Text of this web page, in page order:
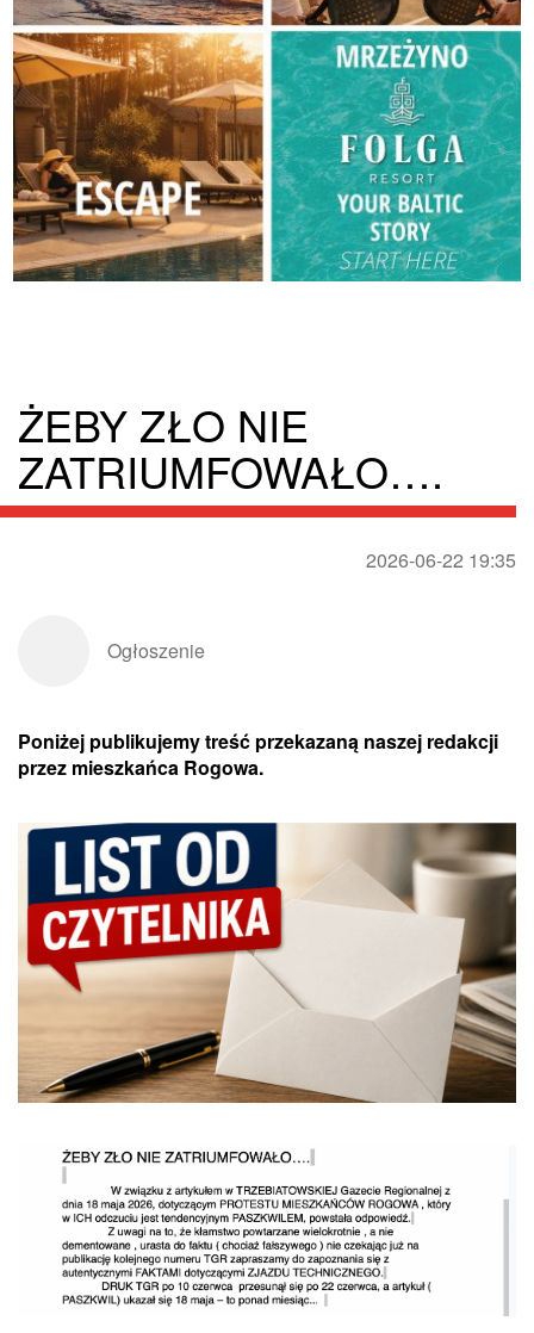
ŻEBY ZŁO NIE
ZATRIUMFOWAŁO….
2026-06-22 19:35
Ogłoszenie
Poniżej publikujemy treść przekazaną naszej redakcji
przez mieszkańca Rogowa.